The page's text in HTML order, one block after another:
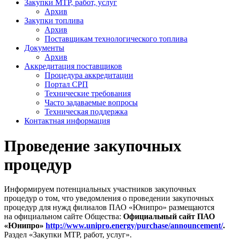
Закупки МТР, работ, услуг
Архив
Закупки топлива
Архив
Поставщикам технологического топлива
Документы
Архив
Аккредитация поставщиков
Процедура аккредитации
Портал СРП
Технические требования
Часто задаваемые вопросы
Техническая поддержка
Контактная информация
Проведение закупочных
процедур
Информируем потенциальных участников закупочных
процедур о том, что уведомления о проведении закупочных
процедур для нужд филиалов ПАО «Юнипро» размещаются
на официальном сайте Общества: Официальный сайт ПАО
«Юнипро» http://www.unipro.energy/purchase/announcement/.
Раздел «Закупки МТР, работ, услуг».